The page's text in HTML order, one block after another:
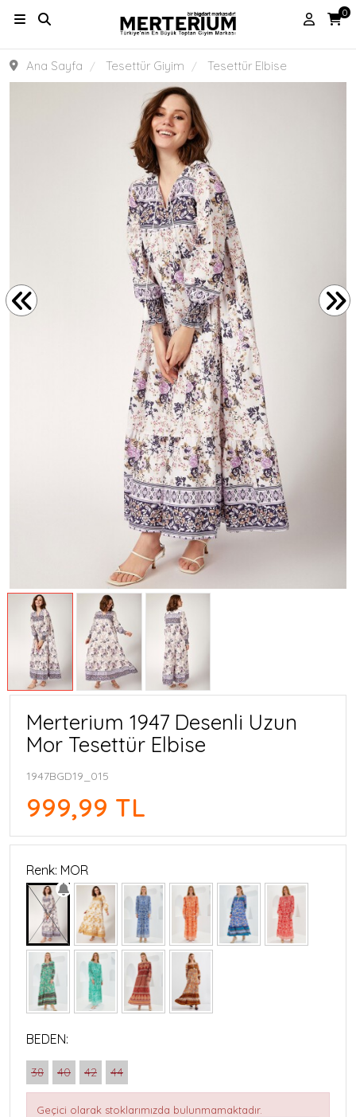
0
Ana Sayfa Tesettür Giyim Tesettür Elbise
Merterium 1947 Desenli Uzun
Mor Tesettür Elbise
1947BGD19_015
999,99 TL
Renk: MOR
BEDEN:
38 40 42 44
Geçici olarak stoklarımızda bulunmamaktadır.